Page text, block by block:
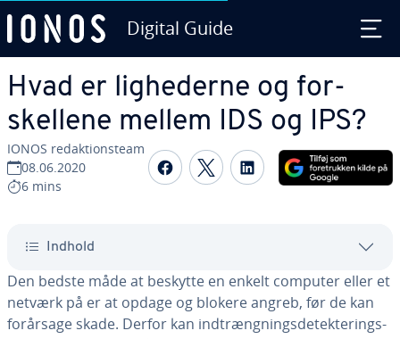
Digital Guide
Hvad er lig­he­der­ne og for­
skel­le­ne mellem IDS og IPS?
IONOS re­dak­tions­team
08.06.2020
6 mins
Del på Facebook
Del på Twitter
Del på LinkedIn
Indhold
Den bedste måde at beskytte en enkelt computer eller et
netværk på er at opdage og blokere angreb, før de kan
forårsage skade. Derfor kan ind­træng­nings­de­tek­te­rings­